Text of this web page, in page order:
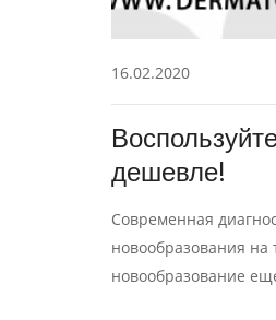
16.02.2020
дешевле!
Современная
новообразования на
новообразование